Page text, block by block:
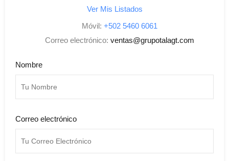
Ver Mis Listados
Móvil: +502 5460 6061
Correo electrónico: ventas@grupotalagt.com
Nombre
Correo electrónico